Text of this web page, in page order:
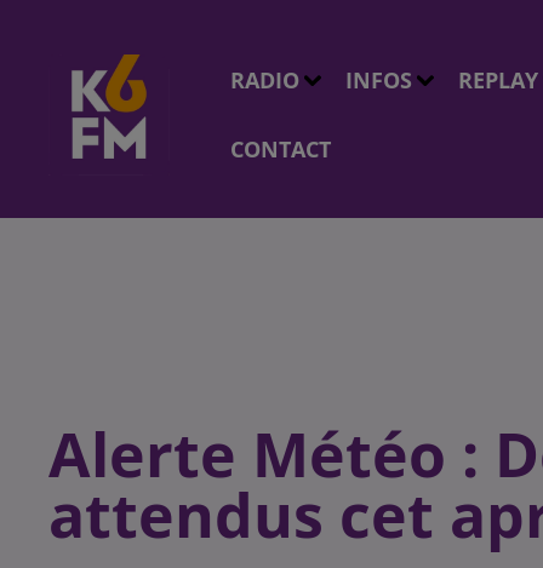
RADIO INFOS REPLAY
CONTACT
Alerte Météo :
attendus cet